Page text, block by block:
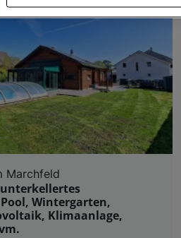
Marchfeld
Wintergarten,
Klimaanlage,
Verwendung genauer Standortdaten.
Zugriff auf Informationen auf einem Endgerät.
und der Performance von Inhalten,
Liste der Partner (Lieferanten)